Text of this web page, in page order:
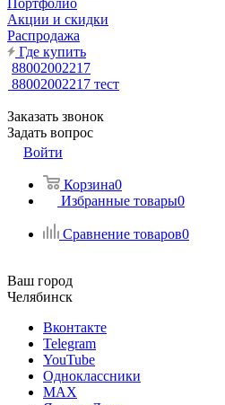
Портфолио
Акции и скидки
Распродажа
Где купить
88002002217
88002002217 тест
Заказать звонок
Задать вопрос
Войти
Корзина0
Избранные товары0
Сравнение товаров0
Ваш город
Челябинск
Вконтакте
Telegram
YouTube
Одноклассники
MAX